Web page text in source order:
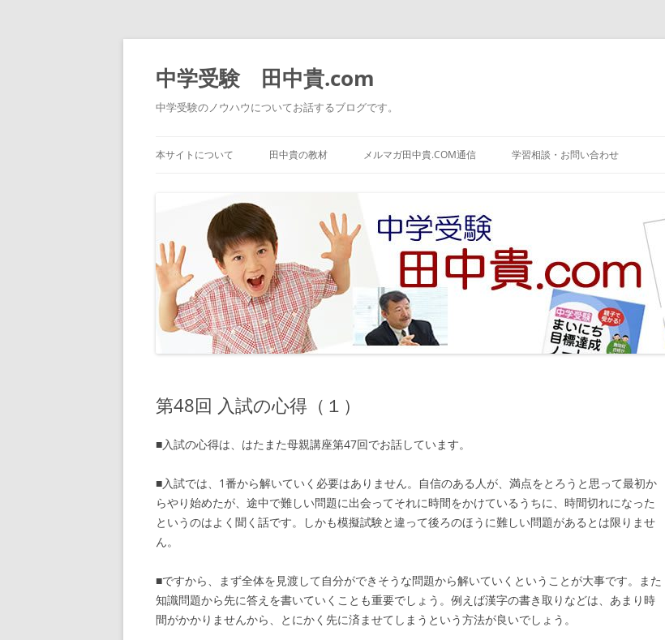
中学受験 田中貴.com
中学受験のノウハウについてお話するブログです。
ン
テ
本サイトについて 田中貴の教材 メルマガ田中貴.COM通信 学習相談・お問い合わせ
第48回 入試の心得（１）
■入試の心得は、はたまた母親講座第47回でお話しています。
■入試では、1番から解いていく必要はありません。自信のある人が、満点をとろうと思って最初か
らやり始めたが、途中で難しい問題に出会ってそれに時間をかけているうちに、時間切れになった
というのはよく聞く話です。しかも模擬試験と違って後ろのほうに難しい問題があるとは限りませ
ん。
■ですから、まず全体を見渡して自分ができそうな問題から解いていくということが大事です。また
知識問題から先に答えを書いていくことも重要でしょう。例えば漢字の書き取りなどは、あまり時
間がかかりませんから、とにかく先に済ませてしまうという方法が良いでしょう。